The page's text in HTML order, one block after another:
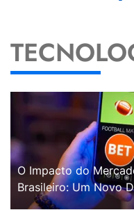
O Impacto do
Brasileiro: Um Novo